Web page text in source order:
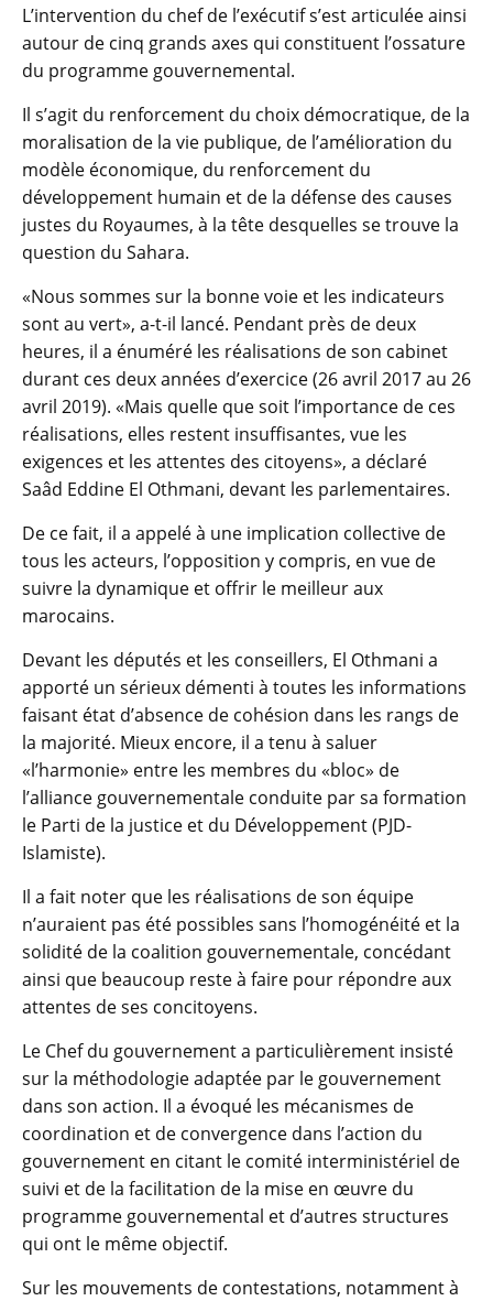
L’intervention du chef de l’exécutif s’est articulée ainsi
autour de cinq grands axes qui constituent l’ossature
du programme gouvernemental.
Il s’agit du renforcement du choix démocratique, de la
moralisation de la vie publique, de l’amélioration du
modèle économique, du renforcement du
développement humain et de la défense des causes
justes du Royaumes, à la tête desquelles se trouve la
question du Sahara.
«Nous sommes sur la bonne voie et les indicateurs
sont au vert», a-t-il lancé. Pendant près de deux
heures, il a énuméré les réalisations de son cabinet
durant ces deux années d’exercice (26 avril 2017 au 26
avril 2019). «Mais quelle que soit l’importance de ces
réalisations, elles restent insuffisantes, vue les
exigences et les attentes des citoyens», a déclaré
Saâd Eddine El Othmani, devant les parlementaires.
De ce fait, il a appelé à une implication collective de
tous les acteurs, l’opposition y compris, en vue de
suivre la dynamique et offrir le meilleur aux
marocains.
Devant les députés et les conseillers, El Othmani a
apporté un sérieux démenti à toutes les informations
faisant état d’absence de cohésion dans les rangs de
la majorité. Mieux encore, il a tenu à saluer
«l’harmonie» entre les membres du «bloc» de
l’alliance gouvernementale conduite par sa formation
le Parti de la justice et du Développement (PJD-
Islamiste).
Il a fait noter que les réalisations de son équipe
n’auraient pas été possibles sans l’homogénéité et la
solidité de la coalition gouvernementale, concédant
ainsi que beaucoup reste à faire pour répondre aux
attentes de ses concitoyens.
Le Chef du gouvernement a particulièrement insisté
sur la méthodologie adaptée par le gouvernement
dans son action. Il a évoqué les mécanismes de
coordination et de convergence dans l’action du
gouvernement en citant le comité interministériel de
suivi et de la facilitation de la mise en œuvre du
programme gouvernemental et d’autres structures
qui ont le même objectif.
Sur les mouvements de contestations, notamment à